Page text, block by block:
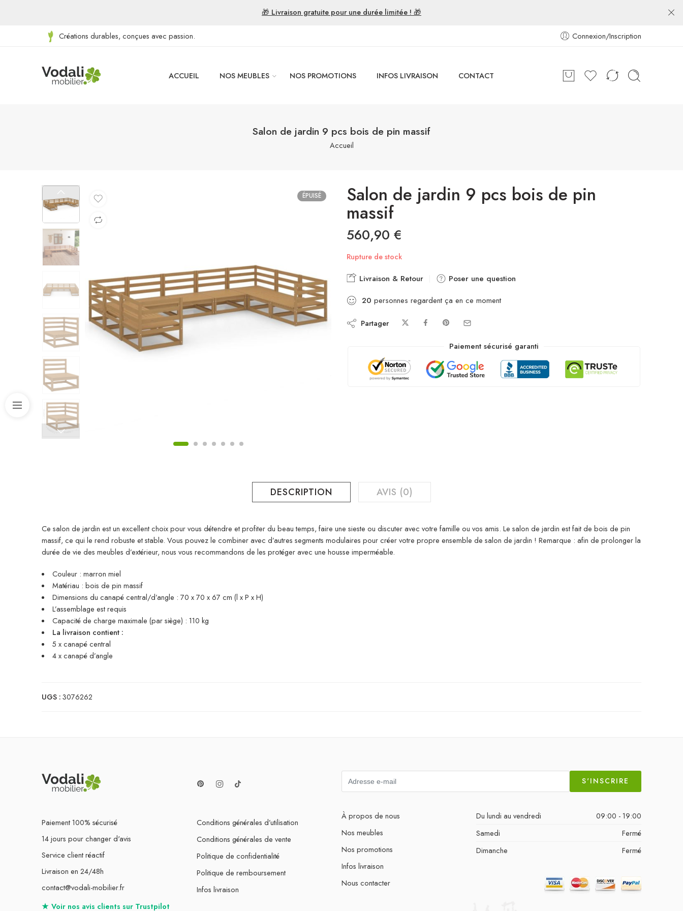
🎁 Livraison gratuite pour une durée limitée ! 🎁
Créations durables, conçues avec passion. Connexion/Inscription
ACCUEIL NOS MEUBLES NOS PROMOTIONS INFOS LIVRAISON CONTACT
Salon de jardin 9 pcs bois de pin massif
Accueil
ÉPUISÉ Salon de jardin 9 pcs bois de pin
massif
560,90 €
Rupture de stock
Livraison & Retour
Poser une question
20 personnes regardent ça en ce moment
Partager
Paiement sécurisé garanti
DESCRIPTION AVIS (0)
Ce salon de jardin est un excellent choix pour vous détendre et profiter du beau temps, faire une sieste ou discuter avec votre famille ou vos amis. Le salon de jardin est fait de bois de pin
massif, ce qui le rend robuste et stable. Vous pouvez le combiner avec d’autres segments modulaires pour créer votre propre ensemble de salon de jardin ! Remarque : afin de prolonger la
durée de vie des meubles d’extérieur, nous vous recommandons de les protéger avec une housse imperméable.
Couleur : marron miel
Matériau : bois de pin massif
Dimensions du canapé central/d’angle : 70 x 70 x 67 cm (l x P x H)
L’assemblage est requis
Capacité de charge maximale (par siège) : 110 kg
La livraison contient :
5 x canapé central
4 x canapé d’angle
UGS :3076262
Paiement 100% sécurisé
14 jours pour changer d'avis
Service client réactif
Livraison en 24/48h
contact@vodali-mobilier.fr
Conditions générales d’utilisation
Conditions générales de vente
Politique de confidentialité
Politique de remboursement
Infos livraison
S'INSCRIRE
À propos de nous
Nos meubles
Nos promotions
Infos livraison
Nous contacter
Du lundi au vendredi
09:00 - 19:00
Samedi
Fermé
Dimanche
Fermé
★ Voir nos avis clients sur Trustpilot